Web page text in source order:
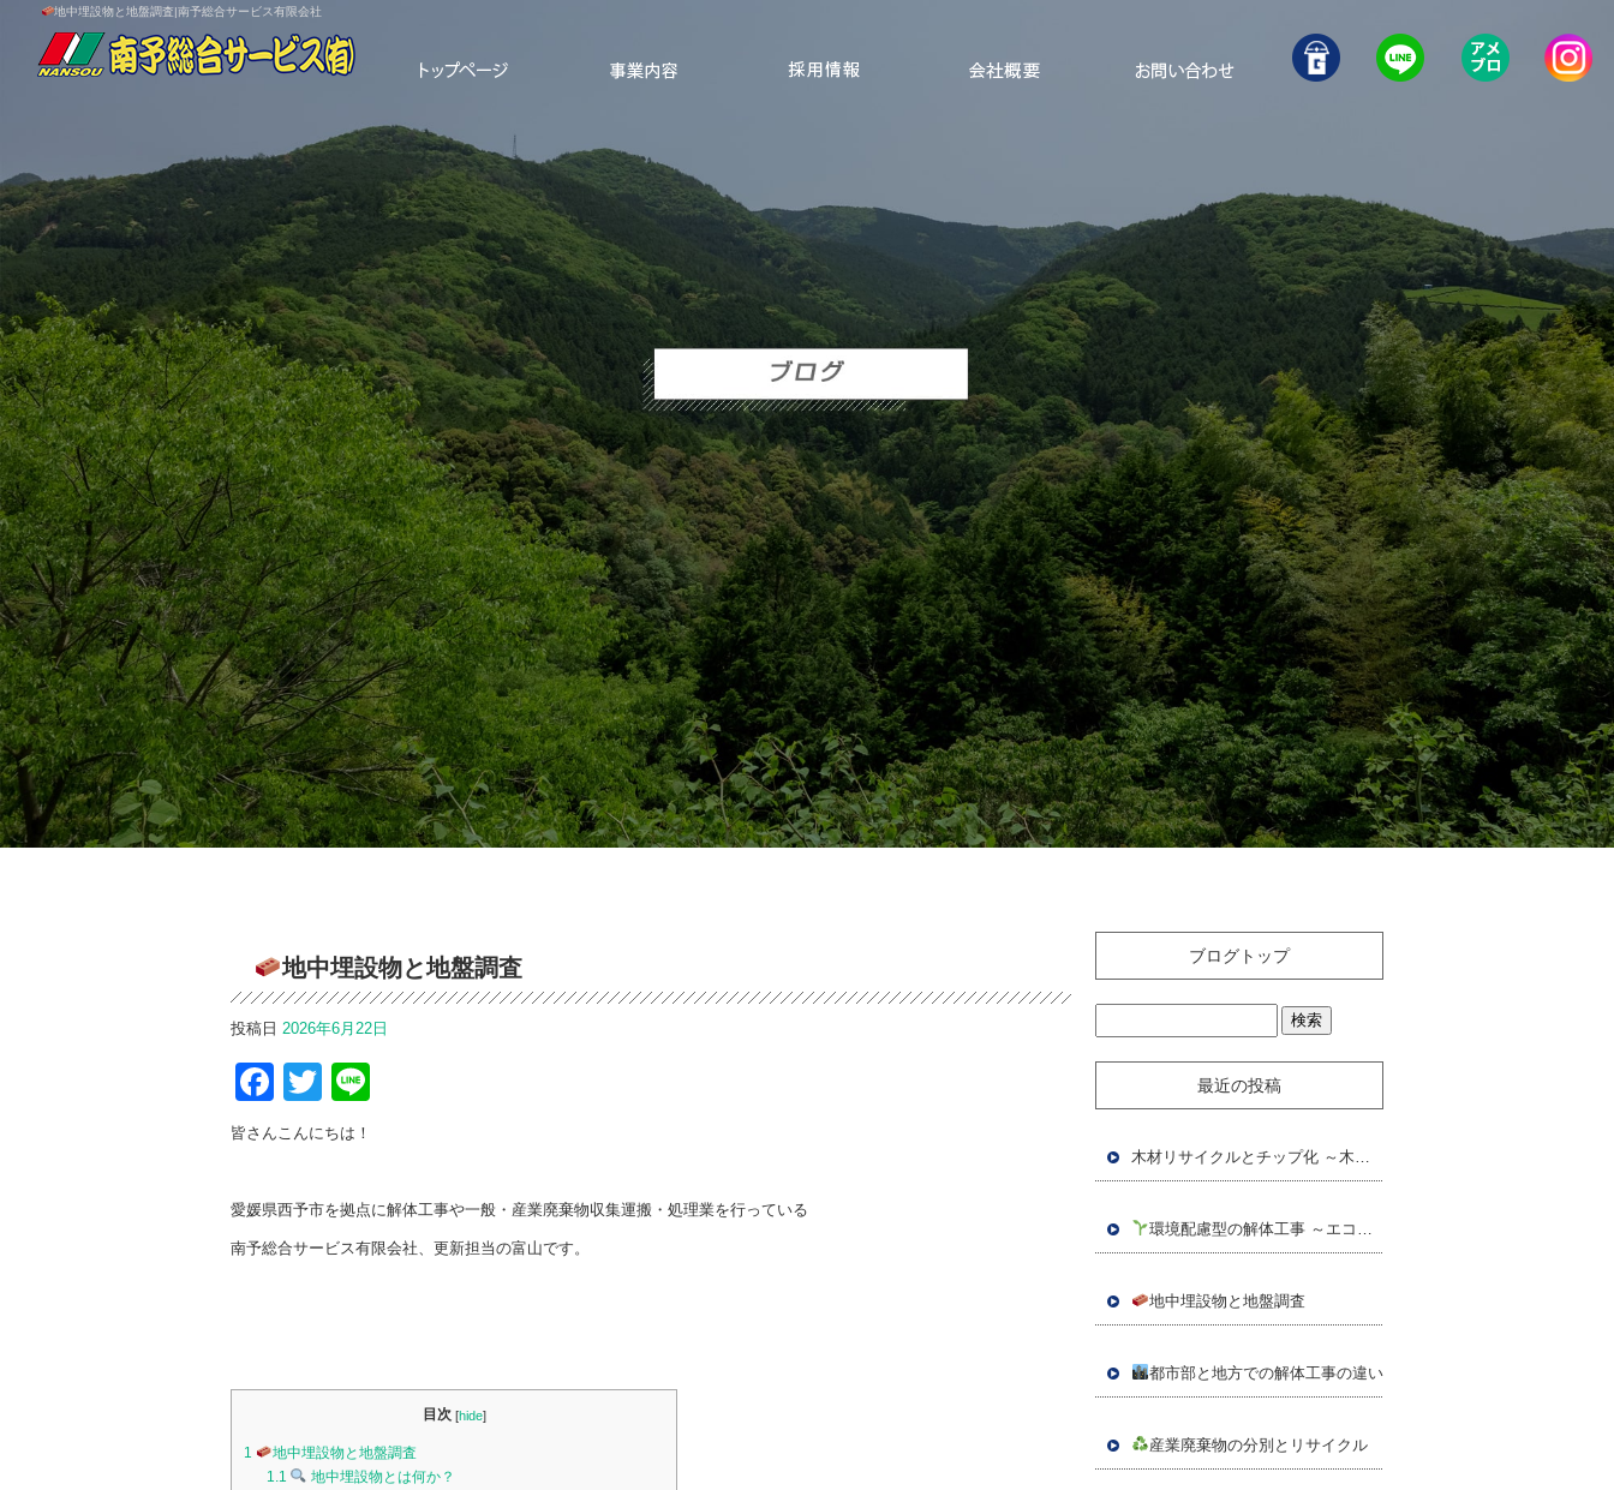
地中埋設物と地盤調査|南予総合サービス有限会社
地中埋設物と地盤調査
投稿日 2026年6月22日
Facebook
Twitter
皆さんこんにちは！
愛媛県西予市を拠点に解体工事や一般・産業廃棄物収集運搬・処理業を行っている
南予総合サービス有限会社、更新担当の富山です。
目次 [hide]
1
地中埋設物と地盤調査
1.1
地中埋設物とは何か？
ブログトップ
最近の投稿
木材リサイクルとチップ化 ～木質資源の再活用～
環境配慮型の解体工事 ～エコ解体が選ばれる時代へ～
地中埋設物と地盤調査
都市部と地方での解体工事の違い
産業廃棄物の分別とリサイクル